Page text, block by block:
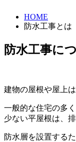
HOME
防水工事とは
防水工事に
建物の屋根や屋上
一般的な住宅の多
少ない平屋根は、
防水層を設置する